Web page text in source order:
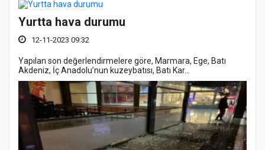
Yurtta hava durumu
12-11-2023 09:32
Yapılan son değerlendirmelere göre, Marmara, Ege, Batı
Akdeniz, İç Anadolu’nun kuzeybatısı, Batı Kar...